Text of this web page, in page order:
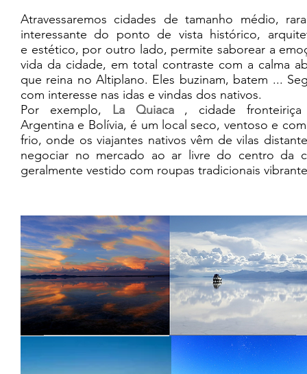
Atravessaremos cidades de tamanho médio,
interessante do ponto de vista histórico,
e estético, por outro lado, permite saborear a
vida da cidade, em total contraste com a calma
que reina no Altiplano. Eles buzinam, batem ...
com interesse nas idas e vindas dos nativos.
Por exemplo,
La Quiaca
, cidade
Argentina e Bolívia, é um local seco, ventoso e
frio, onde os viajantes nativos vêm de vilas
negociar no mercado ao ar livre do centro da
geralmente vestido com roupas tradicionais